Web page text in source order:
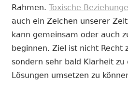
Rahmen. Toxische
auch ein Zeichen unserer
kann gemeinsam oder auch
beginnen. Ziel ist nicht Recht
sondern sehr bald Klarheit zu
Lösungen umsetzen zu